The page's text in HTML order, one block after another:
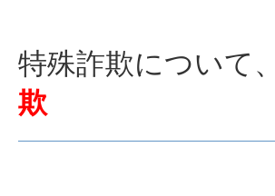
特殊詐欺について
欺